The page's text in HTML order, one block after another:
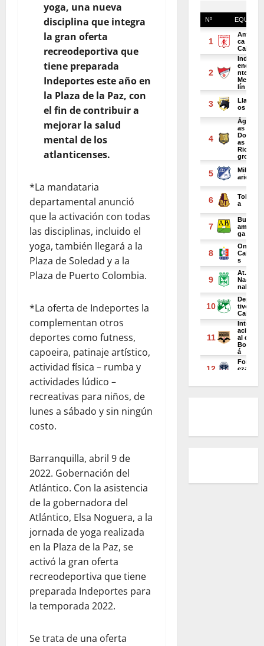
yoga, una nueva
disciplina que integra
la gran oferta
recreodeportiva que
tiene preparada
Indeportes este año en
la Plaza de la Paz, con
el fin de contribuir a
mejorar la salud
mental de los
atlanticenses.
*La mandataria
departamental anunció
que la activación con todas
las disciplinas, incluido el
yoga, también llegará a la
Plaza de Soledad y a la
Plaza de Puerto Colombia.
*La oferta de Indeportes la
complementan otros
deportes como futness,
capoeira, patinaje artístico,
actividad física – rumba y
actividades lúdico –
recreativas para niños, de
lunes a sábado y sin ningún
costo.
Barranquilla, abril 9 de
2022. Gobernación del
Atlántico. Con la asistencia
de la gobernadora del
Atlántico, Elsa Noguera, a la
jornada de yoga realizada
en la Plaza de la Paz, se
activó la gran oferta
recreodeportiva que tiene
preparada Indeportes para
la temporada 2022.
Se trata de una oferta